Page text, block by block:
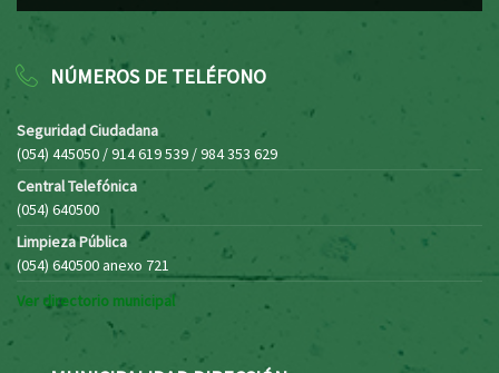
NÚMEROS DE TELÉFONO
Seguridad Ciudadana
(054) 445050 / 914 619 539 / 984 353 629
Central Telefónica
(054) 640500
Limpieza Pública
(054) 640500 anexo 721
Ver directorio municipal